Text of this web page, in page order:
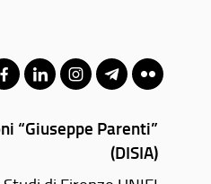
“Giuseppe Parenti”
(DISIA)